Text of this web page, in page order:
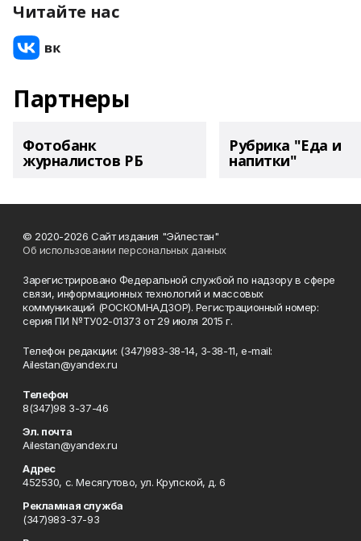
Читайте нас
Партнеры
Фотобанк
журналистов РБ
Рубрика "Еда и
напитки"
© 2020-2026 Сайт издания "Эйлестан"
Об использовании персональных данных
Зарегистрировано Федеральной службой по надзору в сфере
связи, информационных технологий и массовых
коммуникаций (РОСКОМНАДЗОР). Регистрационный номер:
серия ПИ №ТУ02-01373 от 29 июля 2015 г.
Телефон редакции: (347)983-38-14, 3-38-11, e-mail:
Ailestan@yandex.ru
Телефон
8(347)98 3-37-46
Эл. почта
Ailestan@yandex.ru
Адрес
452530, с. Месягутово, ул. Крупской, д. 6
Рекламная служба
(347)983-37-93